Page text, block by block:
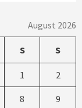
August 2026
S S
1 2
8 9